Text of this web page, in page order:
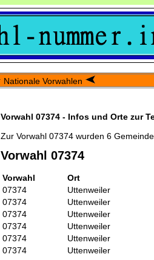
Nationale Vorwahlen
Vorwahl 07374 - Infos und Orte zur
Zur Vorwahl 07374 wurden 6
Vorwahl 07374
Vorwahl
Ort
07374
Uttenweiler
07374
Uttenweiler
07374
Uttenweiler
07374
Uttenweiler
07374
Uttenweiler
07374
Uttenweiler